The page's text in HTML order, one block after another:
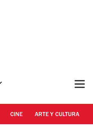
CINE ARTE Y CULTURA